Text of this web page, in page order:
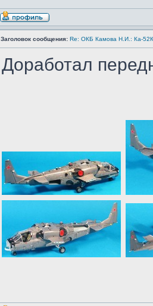
Заголовок сообщения: Re: ОКБ Камова Н.И.: Ка-
Доработал